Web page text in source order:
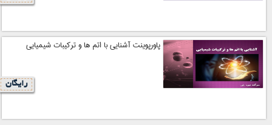
پاورپوینت آشنایی با اتم ها و ترکیبات شیمیایی
رایگان